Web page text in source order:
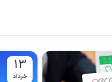
13
خرداد